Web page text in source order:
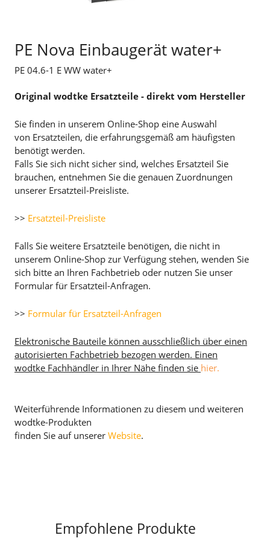
PE Nova Einbaugerät water+
PE 04.6-1 E WW water+
Original wodtke Ersatzteile - direkt vom Hersteller
Sie finden in unserem Online-Shop eine Auswahl
von Ersatzteilen, die erfahrungsgemäß am häufigsten
benötigt werden.
Falls Sie sich nicht sicher sind, welches Ersatzteil Sie
brauchen, entnehmen Sie die genauen Zuordnungen
unserer Ersatzteil-Preisliste.
>> Ersatzteil-Preisliste
Falls Sie weitere Ersatzteile benötigen, die nicht in
unserem Online-Shop zur Verfügung stehen, wenden Sie
sich bitte an Ihren Fachbetrieb oder nutzen Sie unser
Formular für Ersatzteil-Anfragen.
>> Formular für Ersatzteil-Anfragen
Elektronische Bauteile können ausschließlich über einen
autorisierten Fachbetrieb bezogen werden. Einen
wodtke Fachhändler in Ihrer Nähe finden sie hier.
Weiterführende Informationen zu diesem und weiteren
wodtke-Produkten
finden Sie auf unserer Website.
Empfohlene Produkte